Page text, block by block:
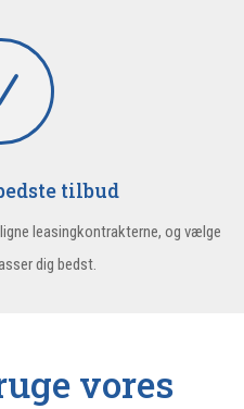
tilbud
leasingkontrakterne, og vælge
dig bedst.
vores